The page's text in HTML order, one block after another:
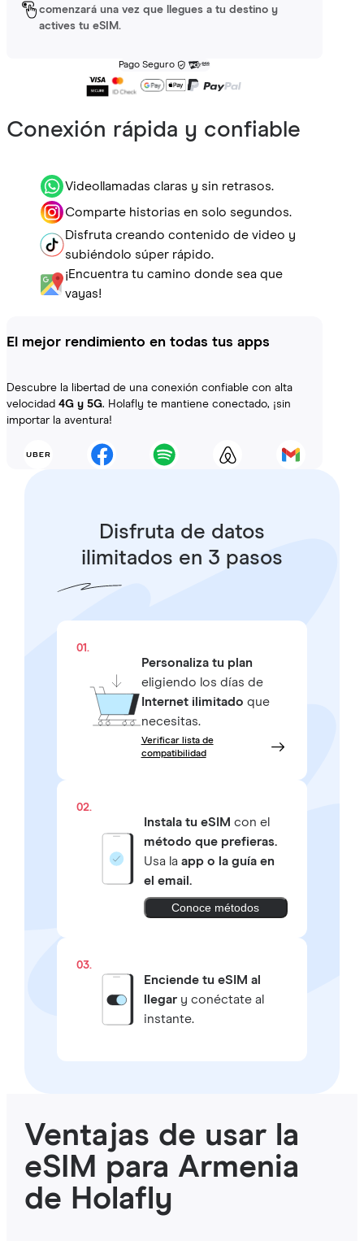
comenzará una vez que llegues a tu destino y
actives tu eSIM.
Pago Seguro
Conexión rápida y confiable
Videollamadas claras y sin retrasos.
Comparte historias en solo segundos.
Disfruta creando contenido de video y
subiéndolo súper rápido.
¡Encuentra tu camino donde sea que
vayas!
El mejor rendimiento en todas tus apps
Descubre la libertad de una conexión confiable con alta
velocidad 4G y 5G. Holafly te mantiene conectado, ¡sin
importar la aventura!
Disfruta de datos
ilimitados en 3 pasos
01.
Personaliza tu plan
eligiendo los días de
Internet ilimitado que
necesitas.
Verificar lista de
compatibilidad
02.
Instala tu eSIM con el
método que prefieras.
Usa la app o la guía en
el email.
Conoce métodos
03.
Enciende tu eSIM al
llegary conéctate al
instante.
Ventajas de usar la
eSIM para Armenia
de Holafly